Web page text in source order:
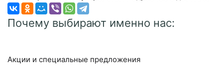
Почему выбирают именно нас:
Акции и специальные предложения